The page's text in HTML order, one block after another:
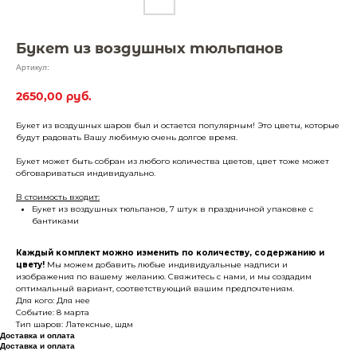
Букет из воздушных тюльпанов
Артикул:
2650,00 руб.
Букет из воздушных шаров был и остается популярным! Это цветы, которые
будут радовать Вашу любимую очень долгое время.
Букет может быть собран из любого количества цветов, цвет тоже может
обговариваться индивидуально.
В стоимость входит:
Букет из воздушных тюльпанов, 7 штук в праздничной упаковке с
бантиками
Каждый комплект можно изменить по количеству, содержанию и
цвету! Мы можем добавить любые индивидуальные надписи и
изображения по вашему желанию. Свяжитесь с нами, и мы создадим
оптимальный вариант, соответствующий вашим предпочтениям.
Для кого: Для нее
Событие: 8 марта
Тип шаров: Латексные, шдм
Доставка и оплата
Доставка и оплата